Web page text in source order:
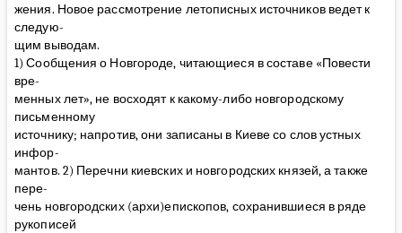
жения. Новое рассмотрение летописных источников ведет к
следую-
щим выводам.
1) Сообщения о Новгороде, читающиеся в составе «Повести
вре-
менных лет», не восходят к какому-либо новгородскому
письменному
источнику; напротив, они записаны в Киеве со слов устных
инфор-
мантов. 2) Перечни киевских и новгородских князей, а также
пере-
чень новгородских (архи)епископов, сохранившиеся в ряде
рукописей